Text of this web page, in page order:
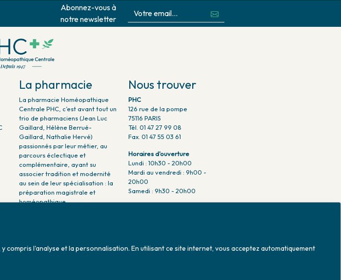
Abonnez-vous à
notre newsletter
La pharmacie
La pharmacie Homéopathique
Centrale PHC, c’est avant tout un
trio de pharmaciens (Jean Luc
Gaillard, Hélène Berrué-
Gaillard, Nathalie Hervé)
passionnés par leur métier, au
parcours éclectique et
complémentaire, ayant su
associer tradition et modernité
au sein de leur spécialisation : la
préparation magistrale et
homéopathique.
Nous trouver
PHC
126 rue de la pompe
75116 PARIS
Tél. 01 47 27 99 08
Fax. 01 47 55 03 61
Horaires d'ouverture
Lundi : 10h30 - 20h00
Mardi au vendredi : 9h00 -
20h00
Samedi : 9h30 - 20h00
l'analyse et la personnalisation. En utilisant ce site internet, vous acceptez automatiquement